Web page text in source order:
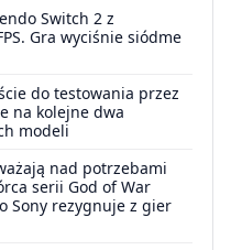
Switch 2 z
Gra wyciśnie siódme
do testowania przez
na kolejne dwa
modeli
nad potrzebami
serii God of War
Sony rezygnuje z gier